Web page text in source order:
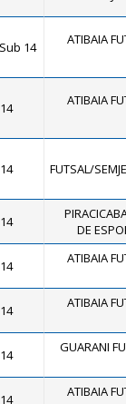
14 ATIBAIA
ATIBAIA
FUTSAL/
DE
ATIBAIA
ATIBAIA
GUARANI
ATIBAIA